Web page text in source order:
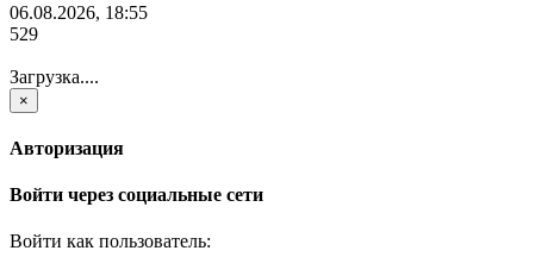
06.08.2026, 18:55
529
Загрузка....
×
Авторизация
Войти через социальные сети
Войти как пользователь: